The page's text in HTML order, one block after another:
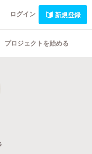
ログイン 新規登録
プロジェクトを始める